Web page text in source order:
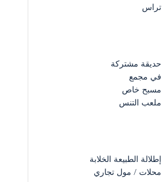
تراس
حديقة مشتركة
في مجمع
مسبح خاص
ملعب التنس
إطلالة الطبيعة الخلابة
محلات / مول تجاري